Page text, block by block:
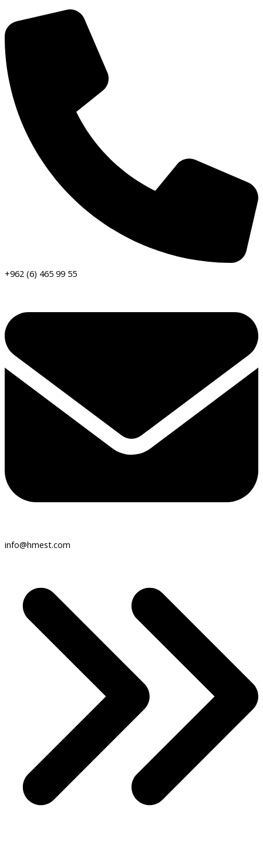
+962 (6) 465 99 55
info@hmest.com